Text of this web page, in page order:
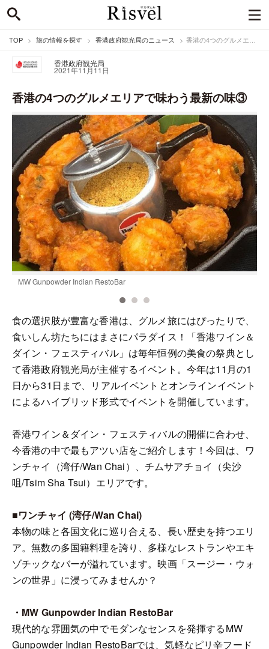
TOP 旅の情報を探す 香港政府観光局のニュース 香港の4つのグルメエリアで味わう最新の味③
香港政府観光局
2021年11月11日
香港の4つのグルメエリアで味わう最新の味③
MW Gunpowder Indian RestoBar
食の選択肢が豊富な香港は、グルメ旅にはぴったりで、
食いしん坊たちにはまさにパラダイス！「香港ワイン＆
ダイン・フェスティバル」は毎年恒例の美食の祭典とし
て香港政府観光局が主催するイベント。今年は11月の1
日から31日まで、リアルイベントとオンラインイベント
によるハイブリッド形式でイベントを開催しています。
香港ワイン＆ダイン・フェスティバルの開催に合わせ、
今香港の中で最もアツい店をご紹介します！今回は、ワ
ンチャイ（湾仔/Wan Chai）、チムサアチョイ（尖沙
咀/Tsim Sha Tsui）エリアです。
■ワンチャイ (湾仔/Wan Chai)
本物の味と各国文化に巡り合える、長い歴史を持つエリ
ア。無数の多国籍料理を誇り、多様なレストランやエキ
ゾチックなバーが溢れています。映画「スージー・ウォ
ンの世界」に浸ってみませんか？
・MW Gunpowder Indian RestoBar
現代的な雰囲気の中でモダンなセンスを発揮するMW
Gunpowder Indian RestoBarでは、気軽なピリ辛フード